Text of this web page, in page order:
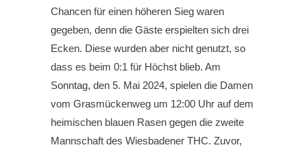
Chancen für einen höheren Sieg waren
gegeben, denn die Gäste erspielten sich drei
Ecken. Diese wurden aber nicht genutzt, so
dass es beim 0:1 für Höchst blieb. Am
Sonntag, den 5. Mai 2024, spielen die Damen
vom Grasmückenweg um 12:00 Uhr auf dem
heimischen blauen Rasen gegen die zweite
Mannschaft des Wiesbadener THC. Zuvor,